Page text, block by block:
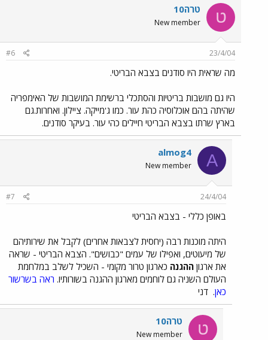
ט טרה10
New member
23/4/04
#6
מה שראית היו סודנים בצבא הבריטי.
היו גם מושבות בריטיות והסתכלי ברשימת המושבות של האימפריה
שהיתה בהם אוכלוסיה כהת עור. כמו ג'מייקה. ציילון. ואחרות.גם
בארץ שרתו בצבא הבריטי חיילים כהי עור. בעיקר סודנים.
A
almog4
New member
24/4/04
#7
באופן כללי - בצבא הבריטי
היתה מוכנות רבה (יחסית לצבאות אחרים) לקבל את שירותיהם
של מיעוטים, ואפילו של עמים "כבושים". הצבא הבריטי - שראה
את ארגון ההגנה כארגון טרור מקומי - השכיל לשלב במלחמת
העולם השניה גם לוחמים מארגון ההגנה בשורותיו. ראה בשרשור
כאן. דני
ט טרה10
New member